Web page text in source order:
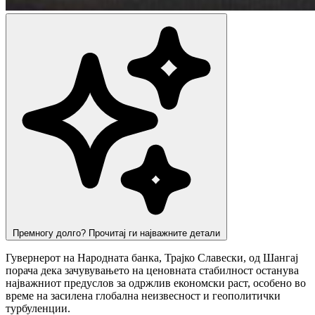
Премногу долго? Прочитај ги најважните детали
Гувернерот на Народната банка, Трајко Славески, од Шангај
порача дека зачувувањето на ценовната стабилност останува
најважниот предуслов за одржлив економски раст, особено во
време на засилена глобална неизвесност и геополитички
турбуленции.